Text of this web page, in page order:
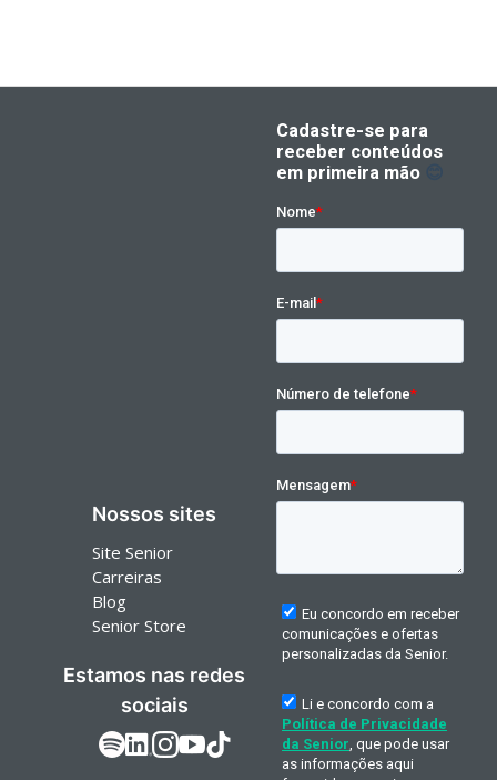
Nossos sites
Site Senior
Carreiras
Blog
Senior Store
Estamos nas redes
sociais